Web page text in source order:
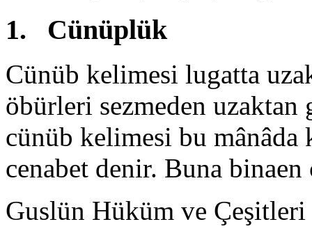
1. Cünüplük
Cünüb kelimesi lugatta
öbürleri sezme­den uzaktan
cünüb kelimesi bu mânâda
cenabet denir. Buna
Guslün Hüküm ve Çeşitleri